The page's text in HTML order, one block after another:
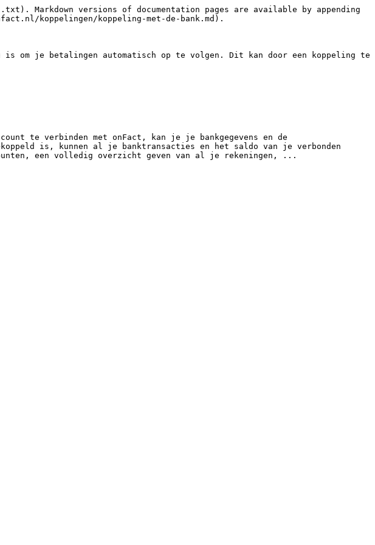
Markdown versions of documentation pages are available by appending
koppelingen/koppeling-met-de-bank.md).
is om je betalingen automatisch op te volgen. Dit kan door een koppeling te
te verbinden met onFact, kan je je bankgegevens en de
is, kunnen al je banktransacties en het saldo van je verbonden